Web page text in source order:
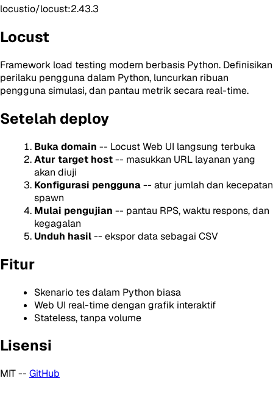
locustio/locust:2.43.3
Locust
Framework load testing modern berbasis Python. Definisikan
perilaku pengguna dalam Python, luncurkan ribuan
pengguna simulasi, dan pantau metrik secara real-time.
Setelah deploy
Buka domain -- Locust Web UI langsung terbuka
Atur target host-- masukkan URL layanan yang
akan diuji
Konfigurasi pengguna-- atur jumlah dan kecepatan
spawn
Mulai pengujian -- pantau RPS, waktu respons, dan
kegagalan
Unduh hasil-- ekspor data sebagai CSV
Fitur
Skenario tes dalam Python biasa
Web UI real-time dengan grafik interaktif
Stateless, tanpa volume
Lisensi
MIT -- GitHub